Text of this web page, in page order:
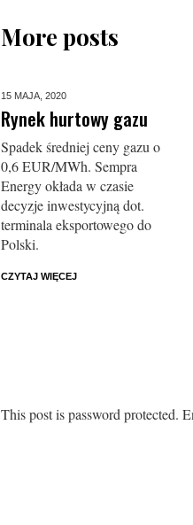
More posts
15 MAJA, 2020
Rynek hurtowy gazu
Spadek średniej ceny gazu o
0,6 EUR/MWh. Sempra
Energy okłada w czasie
decyzje inwestycyjną dot.
terminala eksportowego do
Polski.
CZYTAJ WIĘCEJ
This post is password protected.